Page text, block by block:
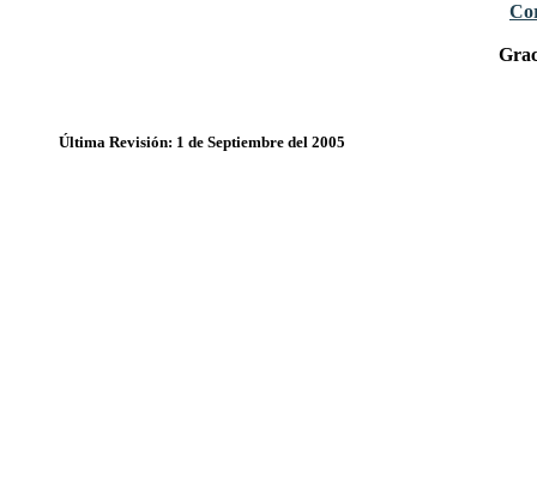
Última Revisión: 1 de Septiembre del 2005